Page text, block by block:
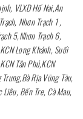
VLXD Hố Nai,An
Nhơn Trạch 1 ,
5,Nhơn Trạch 6,
Long Khánh, Suối
Tân Phú,KCN
Rịa Vũng Tàu,
Bến Tre, Cà Mau,